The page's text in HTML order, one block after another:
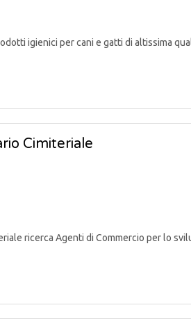
igienici per cani e gatti di altissima
Cimiteriale
ricerca Agenti di Commercio per lo